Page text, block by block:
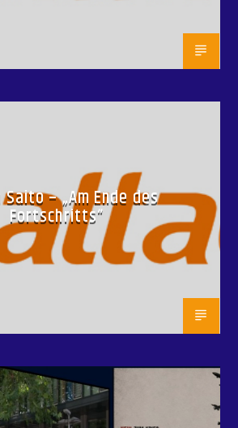
Saito – „Am Ende des
Fortschritts“